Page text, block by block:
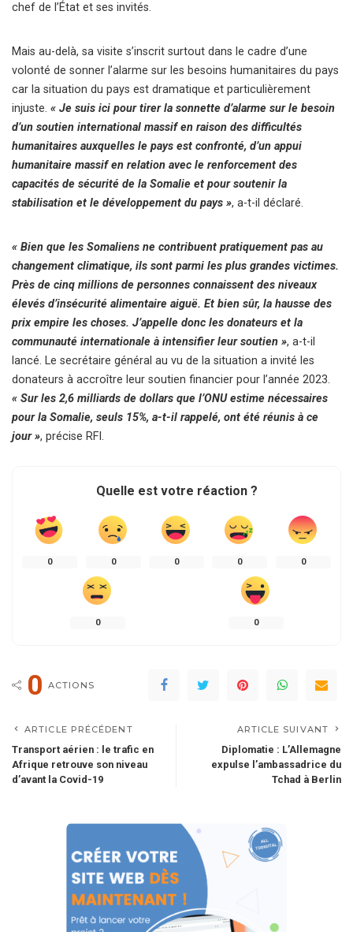
chef de l’État et ses invités.
Mais au-delà, sa visite s’inscrit surtout dans le cadre d’une
volonté de sonner l’alarme sur les besoins humanitaires du pays
car la situation du pays est dramatique et particulièrement
injuste. « Je suis ici pour tirer la sonnette d’alarme sur le besoin
d’un soutien international massif en raison des difficultés
humanitaires auxquelles le pays est confronté, d’un appui
humanitaire massif en relation avec le renforcement des
capacités de sécurité de la Somalie et pour soutenir la
stabilisation et le développement du pays », a-t-il déclaré.
« Bien que les Somaliens ne contribuent pratiquement pas au
changement climatique, ils sont parmi les plus grandes victimes.
Près de cinq millions de personnes connaissent des niveaux
élevés d’insécurité alimentaire aiguë. Et bien sûr, la hausse des
prix empire les choses. J’appelle donc les donateurs et la
communauté internationale à intensifier leur soutien », a-t-il
lancé. Le secrétaire général au vu de la situation a invité les
donateurs à accroître leur soutien financier pour l’année 2023.
« Sur les 2,6 milliards de dollars que l’ONU estime nécessaires
pour la Somalie, seuls 15%, a-t-il rappelé, ont été réunis à ce
jour », précise RFI.
Quelle est votre réaction ?
0 0 0 0 0
0 0
0 ACTIONS
ARTICLE PRÉCÉDENT
Transport aérien : le trafic en
Afrique retrouve son niveau
d’avant la Covid-19
ARTICLE SUIVANT
Diplomatie : L’Allemagne
expulse l’ambassadrice du
Tchad à Berlin